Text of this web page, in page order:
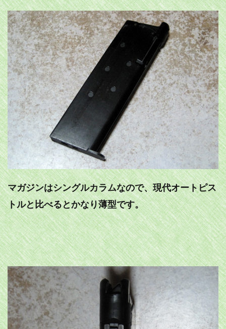
マガジンはシングルカラムなので、現代オートピス
トルと比べるとかなり薄型です。